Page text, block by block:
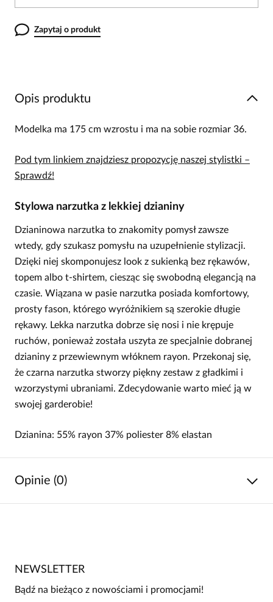
Zapytaj o produkt
Opis produktu
Modelka ma 175 cm wzrostu i ma na sobie rozmiar 36.
Pod tym linkiem znajdziesz propozycję naszej stylistki –
Sprawdź!
Stylowa narzutka z lekkiej dzianiny
Dzianinowa narzutka to znakomity pomysł zawsze
wtedy, gdy szukasz pomysłu na uzupełnienie stylizacji.
Dzięki niej skomponujesz look z sukienką bez rękawów,
topem albo t-shirtem, ciesząc się swobodną elegancją na
czasie. Wiązana w pasie narzutka posiada komfortowy,
prosty fason, którego wyróżnikiem są szerokie długie
rękawy. Lekka narzutka dobrze się nosi i nie krępuje
ruchów, ponieważ została uszyta ze specjalnie dobranej
dzianiny z przewiewnym włóknem rayon. Przekonaj się,
że czarna narzutka stworzy piękny zestaw z gładkimi i
wzorzystymi ubraniami. Zdecydowanie warto mieć ją w
swojej garderobie!
Dzianina: 55% rayon 37% poliester 8% elastan
Opinie (0)
Bądź pierwszą osobą, która podzieli się opinią o tym
NEWSLETTER
Bądź na bieżąco z nowościami i promocjami!